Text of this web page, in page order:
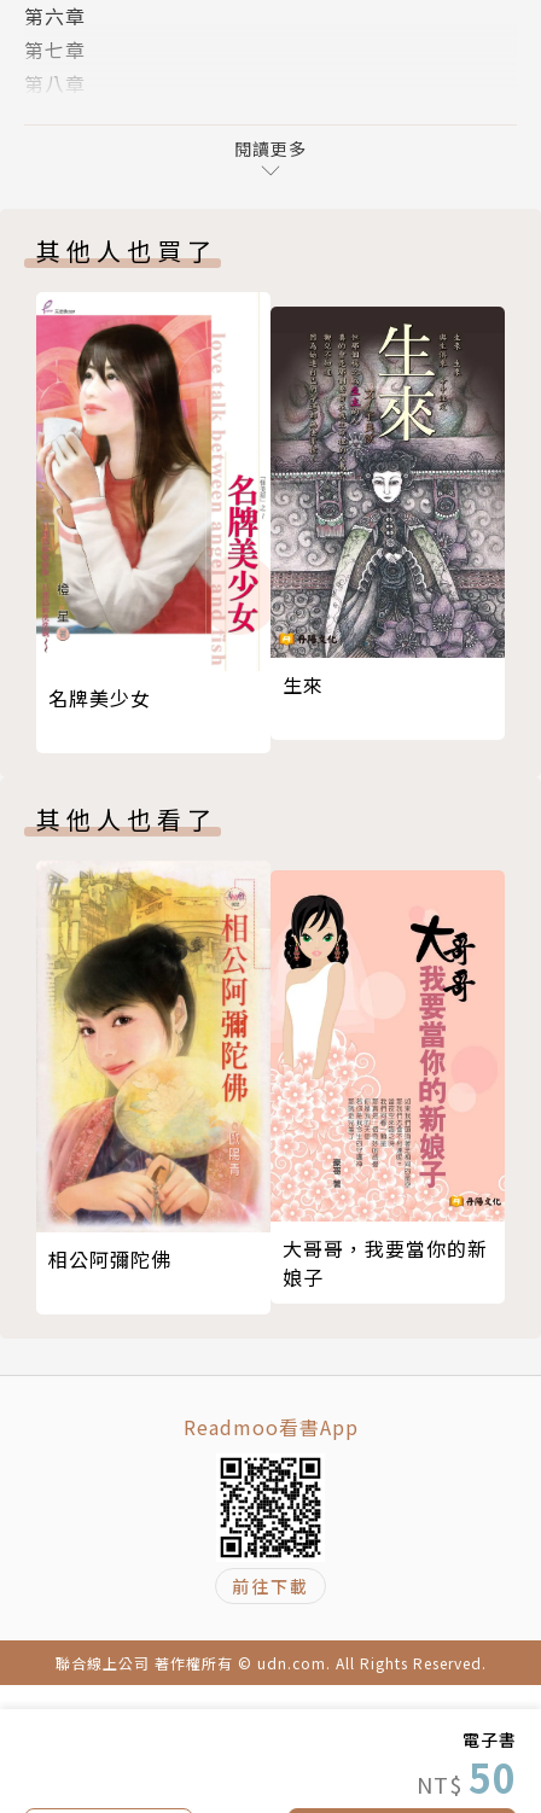
電子書
NT$ 50
第六章
第七章
第八章
閱讀更多
其他人也買了
名牌美少女 生來
其他人也看了
相公阿彌陀佛
大哥哥，我要當你的新
娘子
Readmoo看書App
前往下載
聯合線上公司 著作權所有 © udn.com. All Rights Reserved.